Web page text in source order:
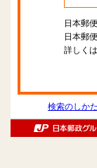
日本郵
日本郵
詳しくは
検索のしかた